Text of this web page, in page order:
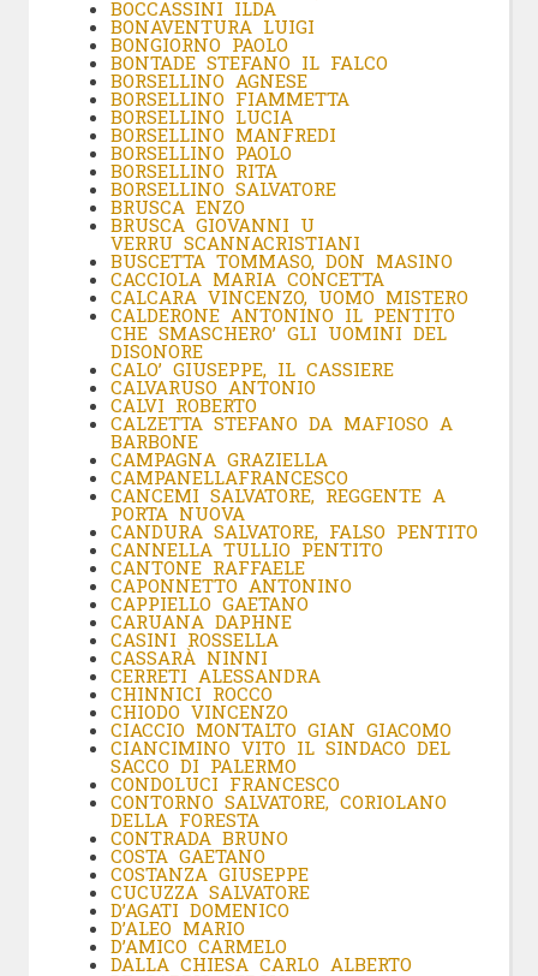
BOCCASSINI ILDA
BONAVENTURA LUIGI
BONGIORNO PAOLO
BONTADE STEFANO IL FALCO
BORSELLINO AGNESE
BORSELLINO FIAMMETTA
BORSELLINO LUCIA
BORSELLINO MANFREDI
BORSELLINO PAOLO
BORSELLINO RITA
BORSELLINO SALVATORE
BRUSCA ENZO
BRUSCA GIOVANNI U
VERRU SCANNACRISTIANI
BUSCETTA TOMMASO, DON MASINO
CACCIOLA MARIA CONCETTA
CALCARA VINCENZO, UOMO MISTERO
CALDERONE ANTONINO IL PENTITO
CHE SMASCHERO’ GLI UOMINI DEL
DISONORE
CALO’ GIUSEPPE, IL CASSIERE
CALVARUSO ANTONIO
CALVI ROBERTO
CALZETTA STEFANO DA MAFIOSO A
BARBONE
CAMPAGNA GRAZIELLA
CAMPANELLAFRANCESCO
CANCEMI SALVATORE, REGGENTE A
PORTA NUOVA
CANDURA SALVATORE, FALSO PENTITO
CANNELLA TULLIO PENTITO
CANTONE RAFFAELE
CAPONNETTO ANTONINO
CAPPIELLO GAETANO
CARUANA DAPHNE
CASINI ROSSELLA
CASSARÀ NINNI
CERRETI ALESSANDRA
CHINNICI ROCCO
CHIODO VINCENZO
CIACCIO MONTALTO GIAN GIACOMO
CIANCIMINO VITO IL SINDACO DEL
SACCO DI PALERMO
CONDOLUCI FRANCESCO
CONTORNO SALVATORE, CORIOLANO
DELLA FORESTA
CONTRADA BRUNO
COSTA GAETANO
COSTANZA GIUSEPPE
CUCUZZA SALVATORE
D’AGATI DOMENICO
D’ALEO MARIO
D’AMICO CARMELO
DALLA CHIESA CARLO ALBERTO